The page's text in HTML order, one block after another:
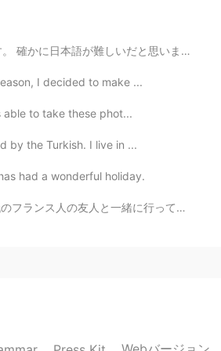
2019.04.20 14:06
2019.04.20 14:05
2019.04.20 14:05
正しい使い方や敬語もなかなか簡単に覚えることできません。(...
I decided to make ...
to take these phot...
by the Turkish. I live in ...
had a wonderful holiday.
して素敵な時間を過ごすことができました❤️「春恋団子」（はる...